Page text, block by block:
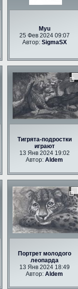
Myu
25 Фев 2024 09:07
Автор: SigmaSX
Тигрята-подростки
играют
13 Янв 2024 19:02
Автор:Aldem
Портрет молодого
леопарда
13 Янв 2024 18:49
Автор:Aldem